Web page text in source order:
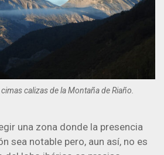
calizas de la Montaña de Riaño.
una zona donde la presencia
sea notable pero, aun así, no es